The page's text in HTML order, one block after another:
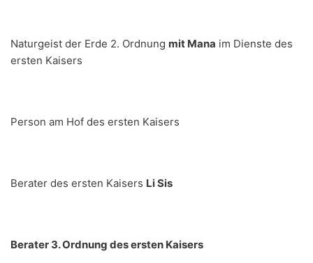
Naturgeist der Erde 2. Ordnung mit Mana im Dienste des
ersten Kaisers
Person am Hof des ersten Kaisers
Berater des ersten Kaisers Li Sis
Berater 3. Ordnung des ersten Kaisers